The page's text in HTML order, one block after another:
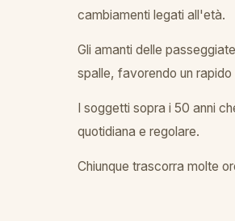
cambiamenti legati all'età.
Gli amanti delle
spalle, favorendo un
I soggetti sopra i 50 anni
quotidiana e regolare.
Chiunque trascorra molte